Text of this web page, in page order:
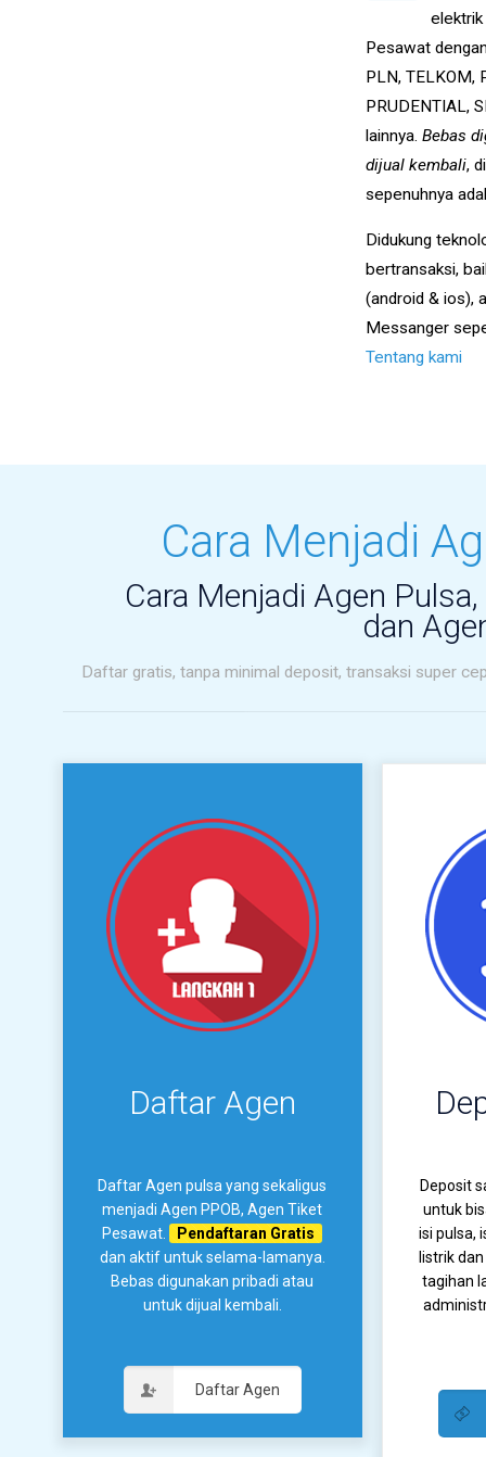
elektrik
Pesawat
PLN, TELKOM,
PRUDENTIAL,
lainnya. Bebas
dijual kembali,
sepenuhnya
Didukung
bertransaksi,
(android & ios),
Messanger
Tentang kami
Cara Menjadi
Cara Menjadi Agen
dan
Daftar gratis, tanpa minimal deposit, transaksi super
Daftar Agen
Daftar Agen pulsa yang sekaligus
menjadi Agen PPOB, Agen Tiket
Pesawat.
Pendaftaran Gratis
dan aktif untuk selama-lamanya.
Bebas digunakan pribadi atau
untuk dijual kembali.
Daftar Agen
Deposit
untuk
isi pulsa,
listrik
tagihan